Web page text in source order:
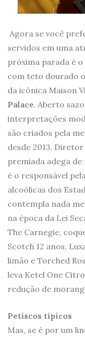
Agora se você
servidos em uma
próxima parada é o
com teto dourado
da icônica Maison
Palace. Aberto
interpretações
são criados pela
desde 2013.
premiada adega de
é o responsável
alcoólicas dos
contempla nada
na época da Lei
The Carnegie,
Scotch 12 anos,
limão e Torched
leva Ketel One
redução de
Petiscos típicos
Mas, se é por um